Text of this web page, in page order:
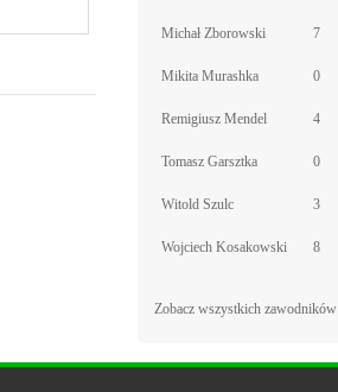
Michał Zborowski 7
Mikita Murashka 0
Remigiusz Mendel 4
Tomasz Garsztka 0
Witold Szulc 3
Wojciech Kosakowski 8
Zobacz wszystkich zawodników